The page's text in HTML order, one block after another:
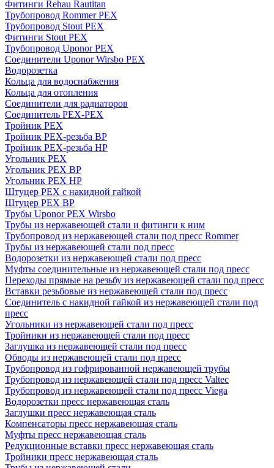
Фитинги Rehau Rautitan
Трубопровод Rommer PEX
Трубопровод Stout PEX
Фитинги Stout PEX
Трубопровод Uponor PEX
Соединители Uponor Wirsbo PEX
Водорозетка
Кольца для водоснабжения
Кольца для отопления
Соединители для радиаторов
Соединитель PEX-PEX
Тройник PEX
Тройник PEX-резьба ВР
Тройник PEX-резьба НР
Угольник PEX
Угольник PEX ВР
Угольник PEX НР
Штуцер PEX c накидной гайкой
Штуцер PEX ВР
Трубы Uponor PEX Wirsbo
Трубы из нержавеющей стали и фитинги к ним
Трубопровод из нержавеющей стали под пресс Rommer
Трубы из нержавеющей стали под пресс
Водорозетки из нержавеющей стали под пресс
Муфты соединительные из нержавеющей стали под пресс
Переходы прямые на резьбу из нержавеющей стали под пресс
Вставки резьбовые из нержавеющей стали под пресс
Соединитель с накидной гайкой из нержавеющей стали под
пресс
Угольники из нержавеющей стали под пресс
Тройники из нержавеющей стали под пресс
Заглушка из нержавеющей стали под пресс
Обводы из нержавеющей стали под пресс
Трубопровод из гофрированной нержавеющей трубы
Трубопровод из нержавеющей стали под пресс Valtec
Трубопровод из нержавеющей стали под пресс Viega
Водорозетки пресс нержавеющая сталь
Заглушки пресс нержавеющая сталь
Компенсаторы пресс нержавеющая сталь
Муфты пресс нержавеющая сталь
Редукционные вставки пресс нержавеющая сталь
Тройники пресс нержавеющая сталь